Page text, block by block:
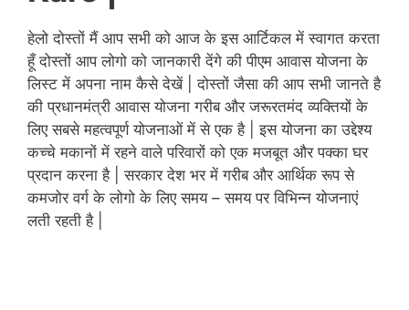
हेलो दोस्तों मैं आप सभी को आज के इस आर्टिकल में स्वागत करता
हूँ दोस्तों आप लोगो को जानकारी देंगे की पीएम आवास योजना के
लिस्ट में अपना नाम कैसे देखें | दोस्तों जैसा की आप सभी जानते है
की प्रधानमंत्री आवास योजना गरीब और जरूरतमंद व्यक्तियों के
लिए सबसे महत्वपूर्ण योजनाओं में से एक है | इस योजना का उद्देश्य
कच्चे मकानों में रहने वाले परिवारों को एक मजबूत और पक्का घर
प्रदान करना है | सरकार देश भर में गरीब और आर्थिक रूप से
कमजोर वर्ग के लोगो के लिए समय – समय पर विभिन्न योजनाएं
लती रहती है |